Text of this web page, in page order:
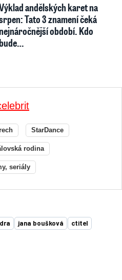
andělských karet na
Tato 3 znamení čeká
období. Kdo
StarDance
rodina
seriály
jana boušková ctitel